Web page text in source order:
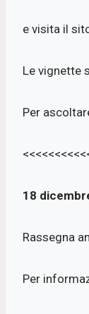
e visita il
Le vignette
Per
18
Rassegna
Per